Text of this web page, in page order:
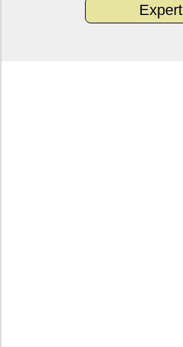
Expert